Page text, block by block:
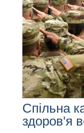
Спільна
здоров'я